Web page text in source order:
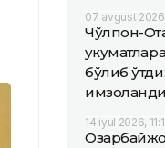
07 avgust
Чўлпон-
бўлиб
имзоланди
14 iyul 2026,